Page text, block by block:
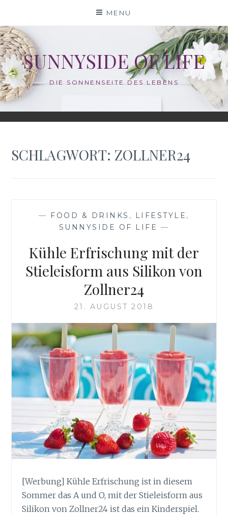
content
MENU
SUNNYSIDE OF LIFE
DIE SONNENSEITE DES LEBENS
SCHLAGWORT: ZOLLNER24
— FOOD & DRINKS , LIFESTYLE ,
SUNNYSIDE OF LIFE —
Kühle Erfrischung mit der
Stieleisform aus Silikon von
Zollner24
21. AUGUST 2018
[Werbung] Kühle Erfrischung ist in diesem
Sommer das A und O, mit der Stieleisform aus
Silikon von Zollner24 ist das ein Kinderspiel.